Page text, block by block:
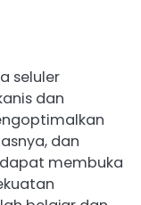
seluler
dan
dan
membuka